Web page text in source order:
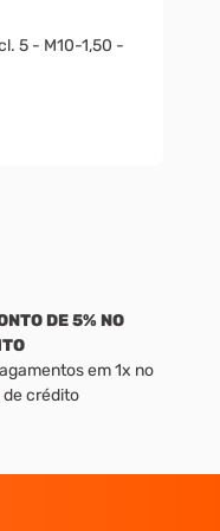
1,50 -
DE 5% NO
em 1x no
crédito